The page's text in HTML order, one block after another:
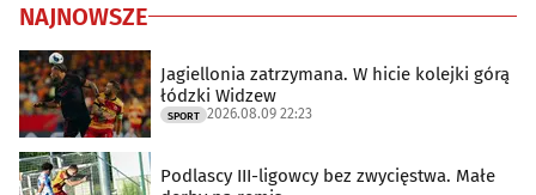
NAJNOWSZE
Jagiellonia zatrzymana. W hicie kolejki górą
łódzki Widzew
SPORT 2026.08.09 22:23
Podlascy III-ligowcy bez zwycięstwa. Małe